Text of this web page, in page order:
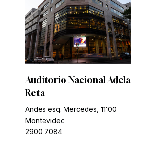
Auditorio Nacional Adela
Reta
Andes esq. Mercedes, 11100
Montevideo
2900 7084